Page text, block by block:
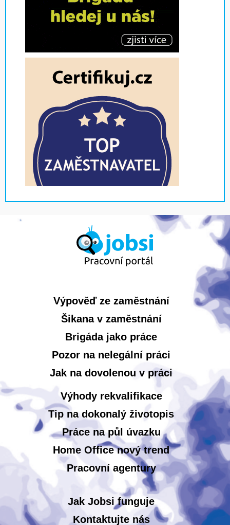
Výpověď ze zaměstnání
Šikana v zaměstnání
Brigáda jako práce
Pozor na nelegální práci
Jak na dovolenou v práci
Výhody rekvalifikace
Tip na dokonalý životopis
Práce na půl úvazku
Home Office nový trend
Pracovní agentury
Jak Jobsi funguje
Kontaktujte nás